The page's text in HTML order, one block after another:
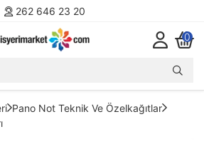
262 646 23 20
0
Pano Not Teknik Ve Özelkağıtlar